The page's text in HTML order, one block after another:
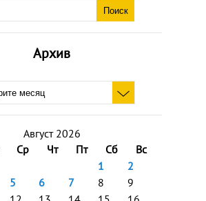
Архив
Август 2026
Ср Чт Пт Сб
Вс
1
2
5 6 7 8
9